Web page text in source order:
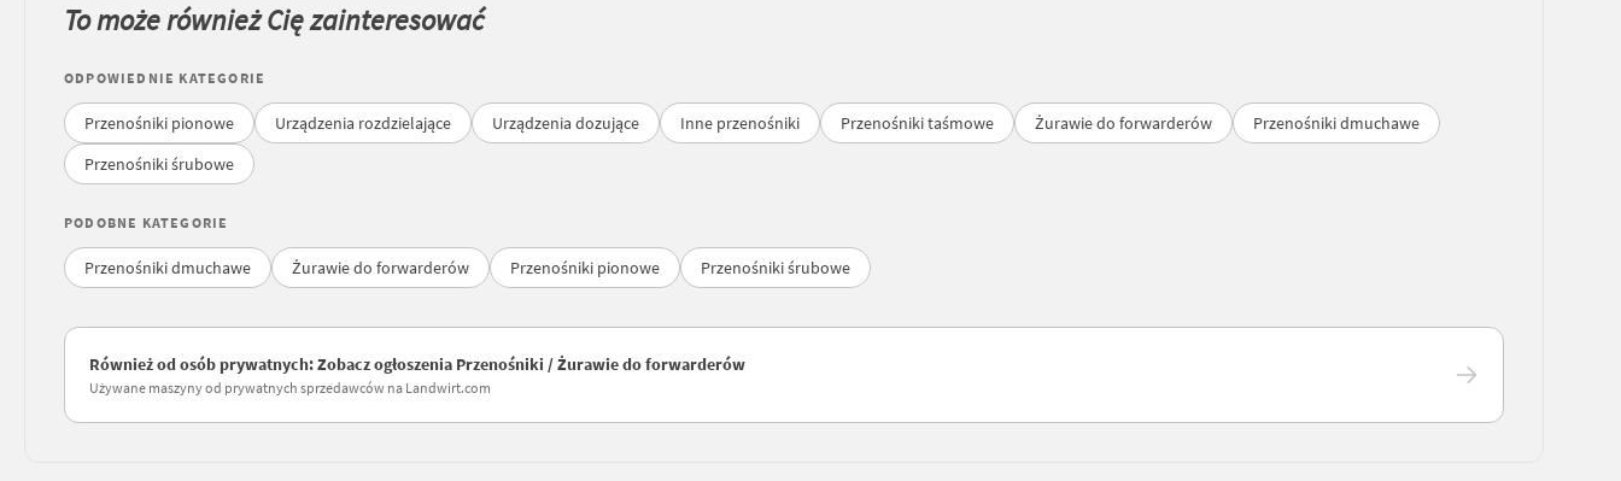
To może również Cię zainteresować
ODPOWIEDNIE KATEGORIE
Przenośniki pionowe Urządzenia rozdzielające Urządzenia dozujące Inne przenośniki Przenośniki taśmowe Żurawie do forwarderów
Przenośniki dmuchawe
Przenośniki śrubowe
PODOBNE KATEGORIE
Przenośniki dmuchawe Żurawie do forwarderów Przenośniki pionowe Przenośniki śrubowe
Również od osób prywatnych: Zobacz ogłoszenia Przenośniki / Żurawie do forwarderów
Używane maszyny od prywatnych sprzedawców na Landwirt.com